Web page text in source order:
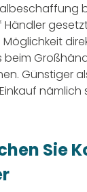
beim
Günstiger
nämlich
Sie